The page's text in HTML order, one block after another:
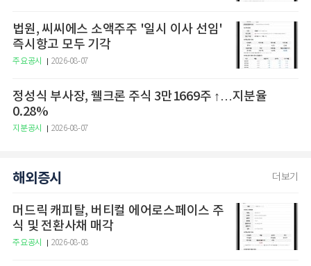
법원, 씨씨에스 소액주주 '일시 이사 선임'
즉시항고 모두 기각
주요공시 2026-08-07
정성식 부사장, 웰크론 주식 3만1669주 ↑…지분율
0.28%
지분공시 2026-08-07
해외증시 더보기
머드릭 캐피탈, 버티컬 에어로스페이스 주
식 및 전환사채 매각
주요공시 2026-08-08